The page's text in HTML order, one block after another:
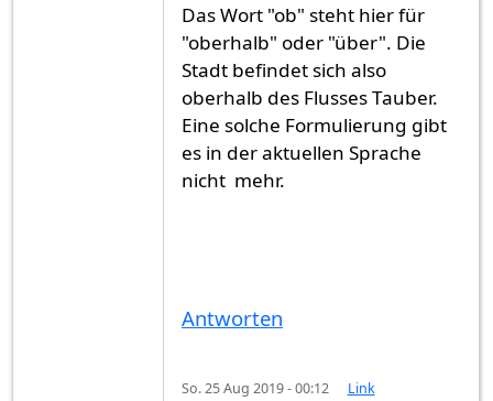
Das Wort "ob" steht hier für
"oberhalb" oder "über". Die
Stadt befindet sich also
oberhalb des Flusses Tauber.
Eine solche Formulierung gibt
es in der aktuellen Sprache
nicht mehr.
Antworten
So. 25 Aug 2019 - 00:12 Link